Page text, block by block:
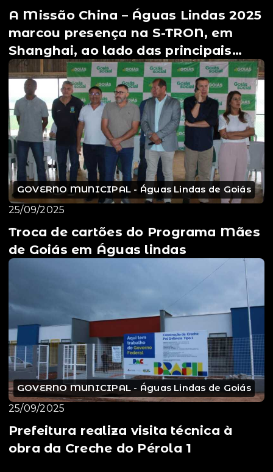
A Missão China – Águas Lindas 2025
marcou presença na S-TRON, em
Shanghai, ao lado das principais
lideranças do Munic...
GOVERNO MUNICIPAL - Águas Lindas de Goiás
25/09/2025
Troca de cartões do Programa Mães
de Goiás em Águas lindas
GOVERNO MUNICIPAL - Águas Lindas de Goiás
25/09/2025
Prefeitura realiza visita técnica à
obra da Creche do Pérola 1